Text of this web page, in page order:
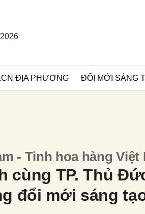
ĐỊA PHƯƠNG ĐỔI MỚI SÁNG TẠO
- Tinh hoa hàng Việt
cùng TP. Thủ
đổi mới sáng